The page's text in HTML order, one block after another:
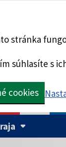
stránka
súhlasíte s
cookies